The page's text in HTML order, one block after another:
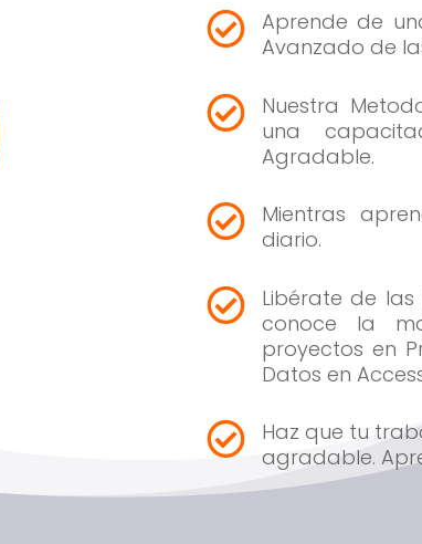

Aprende de
Avanzado de

Nuestra
una
Agradable.

Mientras
diario.

Libérate de las
conoce la
proyectos en
Datos en

Haz que tu
agradable.